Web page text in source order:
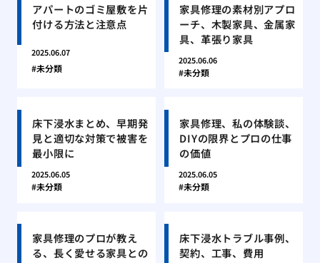
アパートのゴミ屋敷を片
付ける方法と注意点
2025.06.07
未分類
家具修理の素材別アプロ
ーチ、木製家具、金属家
具、革張り家具
2025.06.06
未分類
床下浸水まとめ、早期発
見と適切な対策で被害を
最小限に
2025.06.05
未分類
家具修理、私の体験談、
DIYの限界とプロの仕事
の価値
2025.06.05
未分類
家具修理のプロが教え
る、長く愛せる家具との
床下浸水トラブル事例、
契約、工事、費用